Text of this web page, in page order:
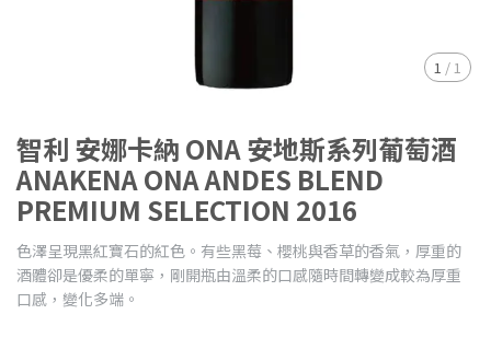
1 / 1
智利 安娜卡納 ONA 安地斯系列葡萄酒
ANAKENA ONA ANDES BLEND
PREMIUM SELECTION 2016
色澤呈現黑紅寶石的紅色。有些黑莓、櫻桃與香草的香氣，厚重的
酒體卻是優柔的單寧，剛開瓶由溫柔的口感隨時間轉變成較為厚重
口感，變化多端。